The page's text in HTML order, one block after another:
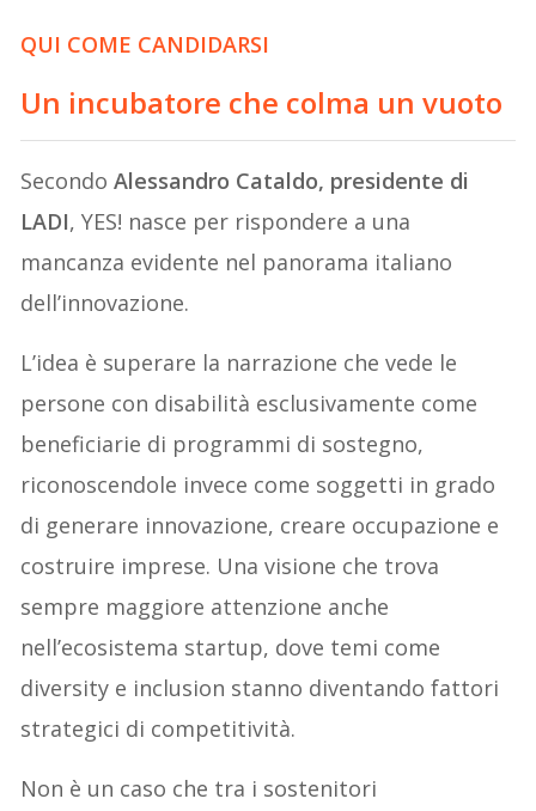
QUI COME CANDIDARSI
Un incubatore che colma un vuoto
SecondoAlessandro Cataldo, presidente di
LADI, YES! nasce per rispondere a una
mancanza evidente nel panorama italiano
dell’innovazione.
L’idea è superare la narrazione che vede le
persone con disabilità esclusivamente come
beneficiarie di programmi di sostegno,
riconoscendole invece come soggetti in grado
di generare innovazione, creare occupazione e
costruire imprese. Una visione che trova
sempre maggiore attenzione anche
nell’ecosistema startup, dove temi come
diversity e inclusion stanno diventando fattori
strategici di competitività.
Non è un caso che tra i sostenitori